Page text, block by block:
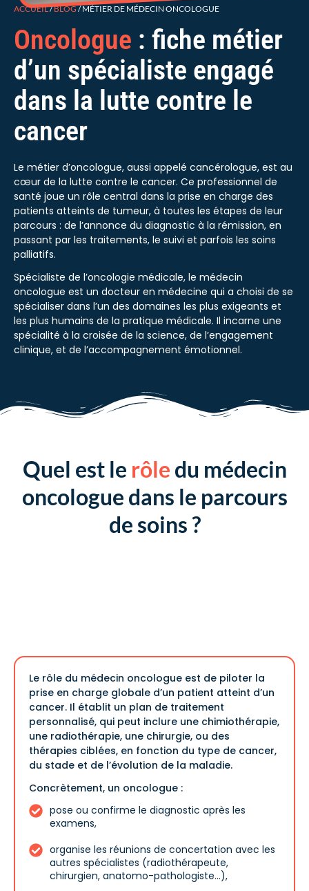
ACCUEIL/BLOG/MÉTIER DE MÉDECIN ONCOLOGUE
Oncologue : fiche métier
d’un spécialiste engagé
dans la lutte contre le
cancer
Le métier d’oncologue, aussi appelé cancérologue, est au
cœur de la lutte contre le cancer. Ce professionnel de
santé joue un rôle central dans la prise en charge des
patients atteints de tumeur, à toutes les étapes de leur
parcours : de l’annonce du diagnostic à la rémission, en
passant par les traitements, le suivi et parfois les soins
palliatifs.
Spécialiste de l’oncologie médicale, le médecin
oncologue est un docteur en médecine qui a choisi de se
spécialiser dans l’un des domaines les plus exigeants et
les plus humains de la pratique médicale. Il incarne une
spécialité à la croisée de la science, de l’engagement
clinique, et de l’accompagnement émotionnel.
Quel est le rôle du médecin
oncologue dans le parcours
de soins ?
Le rôle du médecin oncologue est de piloter la
prise en charge globale d’un patient atteint d’un
cancer. Il établit un plan de traitement
personnalisé, qui peut inclure une chimiothérapie,
une radiothérapie, une chirurgie, ou des
thérapies ciblées, en fonction du type de cancer,
du stade et de l’évolution de la maladie.
Concrètement, un oncologue :
pose ou confirme le diagnostic après les
examens,
organise les réunions de concertation avec les
autres spécialistes (radiothérapeute,
chirurgien, anatomo-pathologiste…),